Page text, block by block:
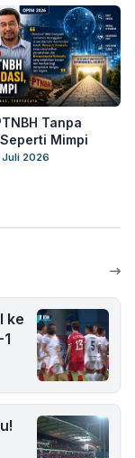
Tanpa
Mimpi
2026
ke